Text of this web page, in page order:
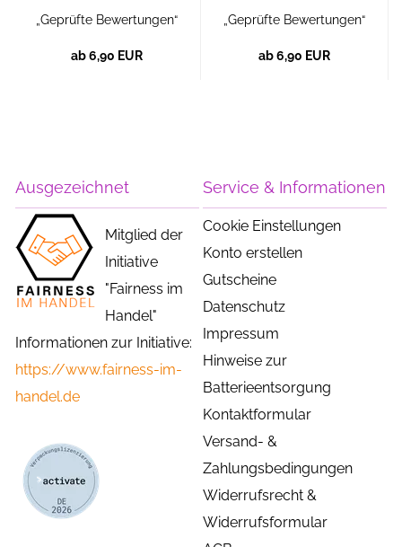
„Geprüfte Bewertungen“
ab 6,90 EUR
„Geprüfte Bewertungen“
ab 6,90 EUR
Ausgezeichnet
Mitglied der
Initiative
"Fairness im
Handel"
Informationen zur Initiative:
https://www.fairness-im-
handel.de
Service & Informationen
Cookie Einstellungen
Konto erstellen
Gutscheine
Datenschutz
Impressum
Hinweise zur
Batterieentsorgung
Kontaktformular
Versand- &
Zahlungsbedingungen
Widerrufsrecht &
Widerrufsformular